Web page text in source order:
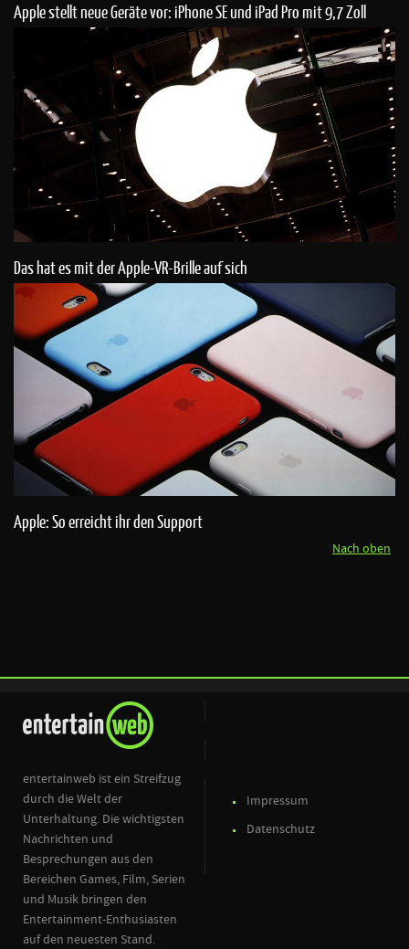
Apple stellt neue Geräte vor: iPhone SE und iPad Pro mit 9,7 Zoll
Das hat es mit der Apple-VR-Brille auf sich
Apple: So erreicht ihr den Support
Nach oben
entertainweb ist ein Streifzug
durch die Welt der
Unterhaltung. Die wichtigsten
Nachrichten und
Besprechungen aus den
Bereichen Games, Film, Serien
und Musik bringen den
Entertainment-Enthusiasten
auf den neuesten Stand.
Impressum
Datenschutz